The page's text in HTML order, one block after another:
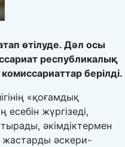
өтілуде. Дәл осы
республикалық
берілді.
«қоғамдық
жүргізеді,
әкімдіктермен
жастарды әскери-